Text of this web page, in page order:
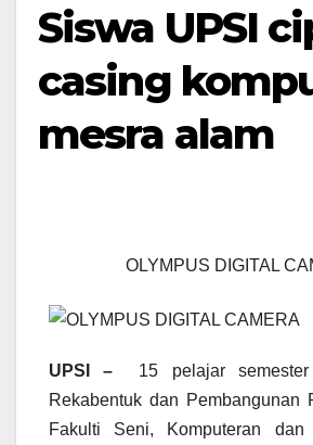
Siswa UPSI
casing
mesra alam
OLYMPUS DIGITAL
UPSI – 15 pelajar
Rekabentuk dan Pembangunan
Fakulti Seni, Komputeran dan